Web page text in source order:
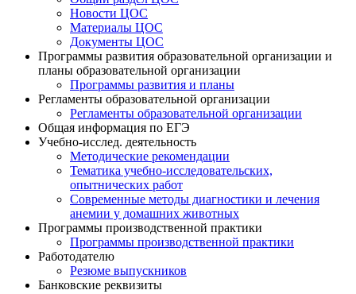
Новости ЦОС
Материалы ЦОС
Документы ЦОС
Программы развития образовательной организации и
планы образовательной организации
Программы развития и планы
Регламенты образовательной организации
Регламенты образовательной организации
Общая информация по ЕГЭ
Учебно-исслед. деятельность
Методические рекомендации
Тематика учебно-исследовательских,
опытнических работ
Современные методы диагностики и лечения
анемии у домашних животных
Программы производственной практики
Программы производственной практики
Работодателю
Резюме выпускников
Банковские реквизиты